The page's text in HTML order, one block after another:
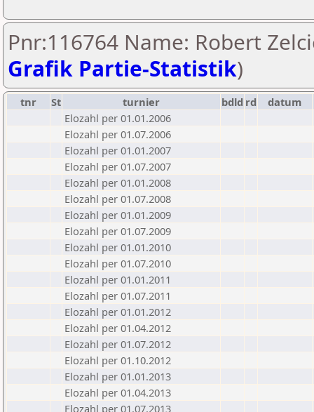
Pnr:116764 Name: Robert
Grafik Partie-Statistik)
tnr St turnier bdld rd
datum
Elozahl per 01.01.2006
Elozahl per 01.07.2006
Elozahl per 01.01.2007
Elozahl per 01.07.2007
Elozahl per 01.01.2008
Elozahl per 01.07.2008
Elozahl per 01.01.2009
Elozahl per 01.07.2009
Elozahl per 01.01.2010
Elozahl per 01.07.2010
Elozahl per 01.01.2011
Elozahl per 01.07.2011
Elozahl per 01.01.2012
Elozahl per 01.04.2012
Elozahl per 01.07.2012
Elozahl per 01.10.2012
Elozahl per 01.01.2013
Elozahl per 01.04.2013
Elozahl per 01.07.2013